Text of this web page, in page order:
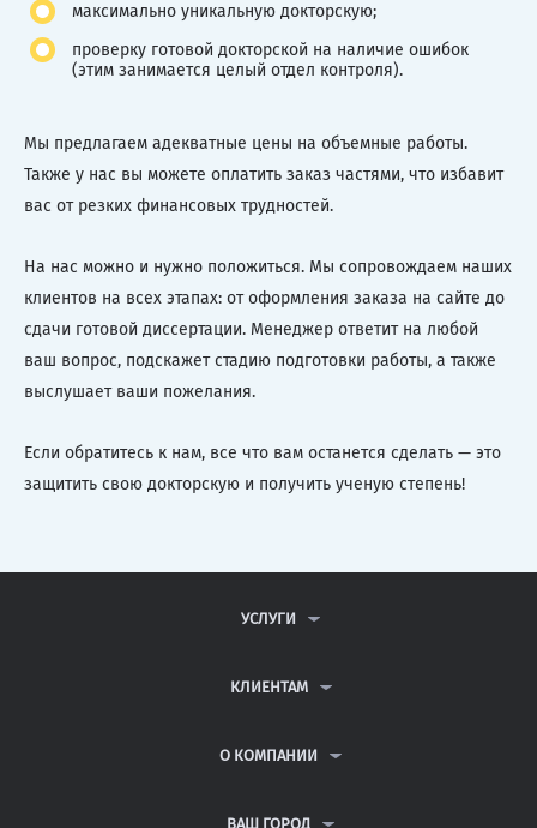
максимально уникальную докторскую;
проверку готовой докторской на наличие ошибок
(этим занимается целый отдел контроля).
Мы предлагаем адекватные цены на объемные работы.
Также у нас вы можете оплатить заказ частями, что избавит
вас от резких финансовых трудностей.
На нас можно и нужно положиться. Мы сопровождаем наших
клиентов на всех этапах: от оформления заказа на сайте до
сдачи готовой диссертации. Менеджер ответит на любой
ваш вопрос, подскажет стадию подготовки работы, а также
выслушает ваши пожелания.
Если обратитесь к нам, все что вам останется сделать — это
защитить свою докторскую и получить ученую степень!
УСЛУГИ
ДИПЛОМНЫЕ РАБОТЫ
РЕФЕРАТЫ
КЛИЕНТАМ
ВОПРОСЫ И ОТВЕТЫ
ПОЛИТИКА КОНФИДЕНЦИАЛЬНОСТИ
О КОМПАНИИ
КОНТАКТЫ
ВАШ ГОРОД